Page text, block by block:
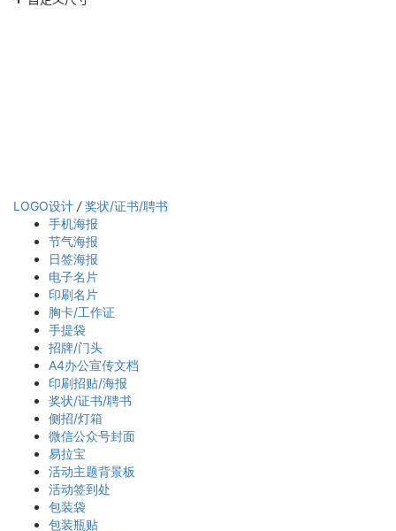
LOGO设计 / 奖状/证书/聘书
手机海报
节气海报
日签海报
电子名片
印刷名片
胸卡/工作证
手提袋
招牌/门头
A4办公宣传文档
印刷招贴/海报
奖状/证书/聘书
侧招/灯箱
微信公众号封面
易拉宝
活动主题背景板
活动签到处
包装袋
包装瓶贴